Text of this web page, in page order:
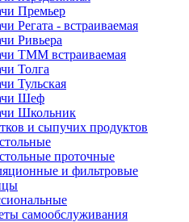
Премьер
Регата - встраиваемая
Ривьера
ТММ встраиваемая
Толга
Тульская
Шеф
Школьник
и сыпучих продуктов
проточные
и фильтровые
самообслуживания